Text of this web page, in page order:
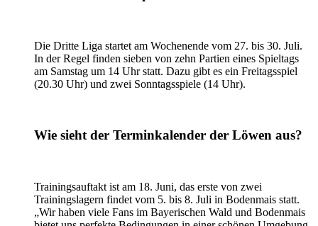
Die Dritte Liga startet am Wochenende vom 27. bis 30. Juli.
In der Regel finden sieben von zehn Partien eines Spieltags
am Samstag um 14 Uhr statt. Dazu gibt es ein Freitagsspiel
(20.30 Uhr) und zwei Sonntagsspiele (14 Uhr).
Wie sieht der Terminkalender der Löwen aus?
Trainingsauftakt ist am 18. Juni, das erste von zwei
Trainingslagern findet vom 5. bis 8. Juli in Bodenmais statt.
„Wir haben viele Fans im Bayerischen Wald und Bodenmais